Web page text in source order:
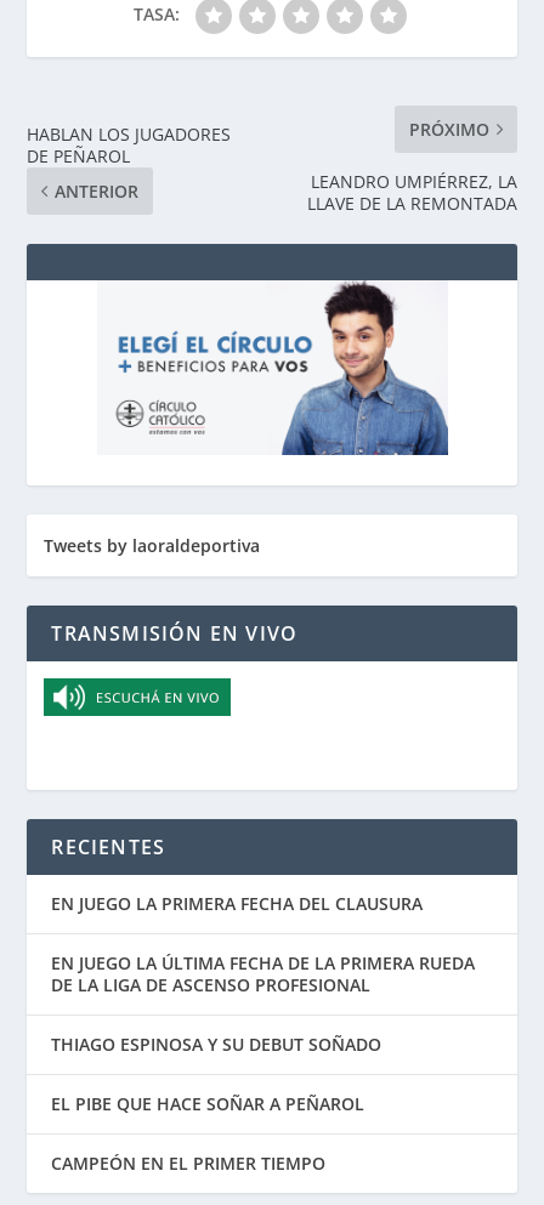
TASA:
HABLAN LOS JUGADORES
DE PEÑAROL
ANTERIOR
PRÓXIMO
LEANDRO UMPIÉRREZ, LA
LLAVE DE LA REMONTADA
Tweets by laoraldeportiva
TRANSMISIÓN EN VIVO
RECIENTES
EN JUEGO LA PRIMERA FECHA DEL CLAUSURA
EN JUEGO LA ÚLTIMA FECHA DE LA PRIMERA RUEDA
DE LA LIGA DE ASCENSO PROFESIONAL
THIAGO ESPINOSA Y SU DEBUT SOÑADO
EL PIBE QUE HACE SOÑAR A PEÑAROL
CAMPEÓN EN EL PRIMER TIEMPO